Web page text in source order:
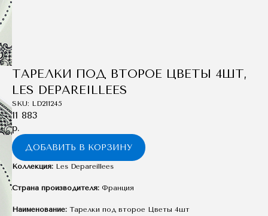
ТАРЕЛКИ ПОД ВТОРОЕ ЦВЕТЫ 4ШТ,
LES DEPAREILLEES
SKU: LD211245
11 883
р.
ДОБАВИТЬ В КОРЗИНУ
Коллекция: Les Depareillees
Страна производителя: Франция
Наименование: Тарелки под второе Цветы 4шт